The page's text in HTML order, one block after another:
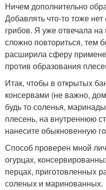
Ничем дополнительно
Добавлять что-то тоже
грибов. Я уже отвечала
сложно повториться, тем
расширила сферу
против образования
Итак, чтобы в открытых
консервами (не важно,
будь то соленья,
плесень, на внутреннюю
нанесите обыкновенную
Способ проверен мной
огурцах,
перцах, приготовленных
соленых и маринованных.